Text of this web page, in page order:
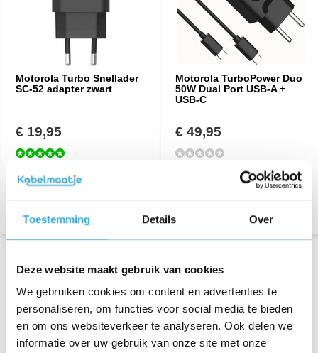
Toestemming Details Over
Deze website maakt gebruik van cookies
We gebruiken cookies om content en advertenties te
personaliseren, om functies voor social media te bieden
en om ons websiteverkeer te analyseren. Ook delen we
informatie over uw gebruik van onze site met onze
Motorola Turbo Snellader
SC-52 adapter zwart
€ 19,95
dinsdag
Motorola TurboPower Duo
50W Dual Port USB-A +
USB-C
€ 49,95
Bezorging op maandag of
Wil je graag een nieuwe Motorola Moto G8 Plus oplader
je huidige oplader het niet goed meer doet, of je wil er eentje
extra hebben liggen. Een goede keuze, want je hebt ze al voor
een heel scherpe prijs bij ons. Maar ook wanneer je veel
onderweg bent is het fijn om goed bereikbaar te zijn en je